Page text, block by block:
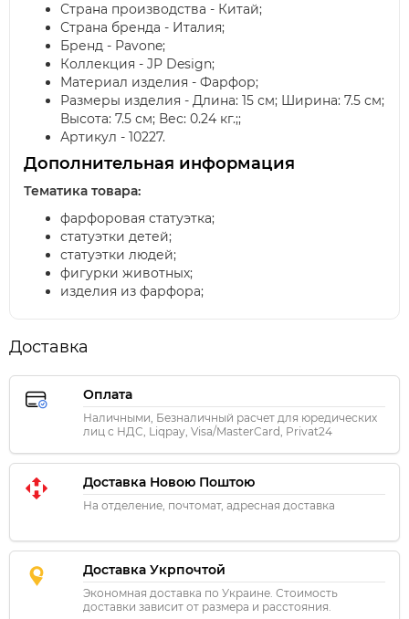
Страна производства - Китай;
Страна бренда - Италия;
Бренд - Pavone;
Коллекция - JP Design;
Материал изделия - Фарфор;
Размеры изделия - Длина: 15 см; Ширина: 7.5 см;
Высота: 7.5 см; Вес: 0.24 кг.;;
Артикул - 10227.
Дополнительная информация
Тематика товара:
фарфоровая статуэтка;
статуэтки детей;
статуэтки людей;
фигурки животных;
изделия из фарфора;
Доставка
Оплата
Наличными, Безналичный расчет для юредических
лиц с НДС, Liqpay, Visa/MasterCard, Privat24
Доставка Новою Поштою
На отделение, почтомат, адресная доставка
Доставка Укрпочтой
Экономная доставка по Украине. Стоимость
доставки зависит от размера и расстояния.